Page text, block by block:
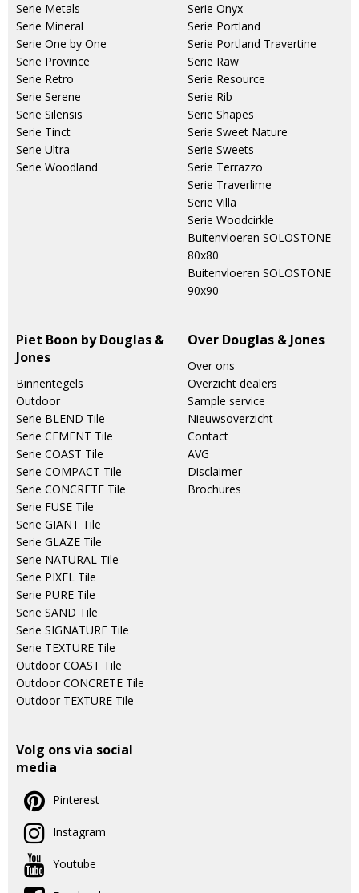
Serie Metals
Serie Mineral
Serie One by One
Serie Province
Serie Retro
Serie Serene
Serie Silensis
Serie Tinct
Serie Ultra
Serie Woodland
Serie Onyx
Serie Portland
Serie Portland Travertine
Serie Raw
Serie Resource
Serie Rib
Serie Shapes
Serie Sweet Nature
Serie Sweets
Serie Terrazzo
Serie Traverlime
Serie Villa
Serie Woodcirkle
Buitenvloeren SOLOSTONE
80x80
Buitenvloeren SOLOSTONE
90x90
Piet Boon by Douglas &
Jones
Binnentegels
Outdoor
Serie BLEND Tile
Serie CEMENT Tile
Serie COAST Tile
Serie COMPACT Tile
Serie CONCRETE Tile
Serie FUSE Tile
Serie GIANT Tile
Serie GLAZE Tile
Serie NATURAL Tile
Serie PIXEL Tile
Serie PURE Tile
Serie SAND Tile
Serie SIGNATURE Tile
Serie TEXTURE Tile
Outdoor COAST Tile
Outdoor CONCRETE Tile
Outdoor TEXTURE Tile
Over Douglas & Jones
Over ons
Overzicht dealers
Sample service
Nieuwsoverzicht
Contact
AVG
Disclaimer
Brochures
Volg ons via social
media
Pinterest
Instagram
Youtube